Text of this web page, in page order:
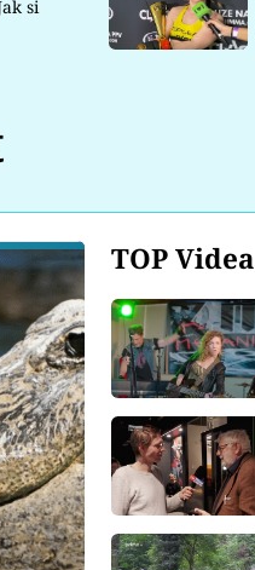
si
TOP Videa